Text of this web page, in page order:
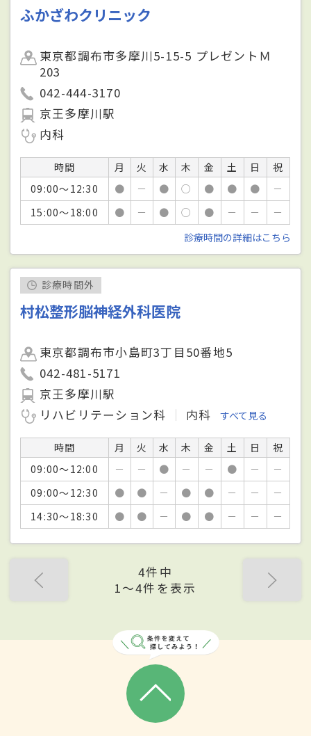
ふかざわクリニック
東京都調布市多摩川5-15-5 プレゼントＭ
203
042-444-3170
京王多摩川駅
内科
時間 月 火 水 木 金 土 日
祝
09:00～12:30
● － ● ○ ● ● ●
－
15:00～18:00
● － ● ○ ● － －
－
診療時間の詳細はこちら
診療時間外
村松整形脳神経外科医院
東京都調布市小島町3丁目50番地5
042-481-5171
京王多摩川駅
リハビリテーション科
内科 すべて見る
時間 月 火 水 木 金 土 日
祝
09:00～12:00
－ － ● － － ● －
－
09:00～12:30
● ● － ● ● － －
－
14:30～18:30
● ● － ● ● － － －
4件中
1〜4件を表示